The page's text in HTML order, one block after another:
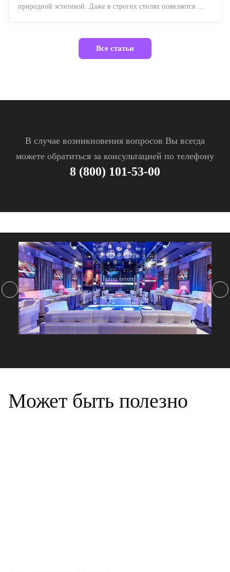
природной эстетикой. Даже в строгих стилях появляется ...
Все статьи
В случае возникновения вопросов Вы всегда
можете обратиться за консультацией по телефону
8 (800) 101-53-00
Может быть полезно